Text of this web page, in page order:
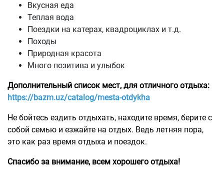
Вкусная еда
Теплая вода
Поездки на катерах, квадроциклах и т.д.
Походы
Природная красота
Много позитива и улыбок
Дополнительный список мест, для отличного отдыха:
https://bazm.uz/catalog/mesta-otdykha
Не бойтесь ездить отдыхать, находите время, берите с
собой семью и езжайте на отдых. Ведь летняя пора,
это как раз время отдыха и поездок.
Спасибо за внимание, всем хорошего отдыха!